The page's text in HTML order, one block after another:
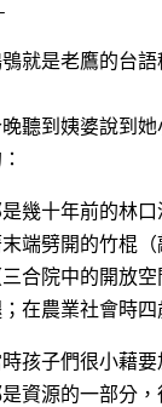
就是老鷹的台語
聽到姨婆說到
幾十年前的林
端劈開的竹棍
三合院中的開放
在農業社會時
孩子們很小藉
資源的一部分